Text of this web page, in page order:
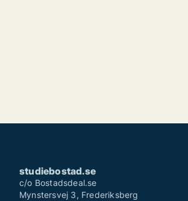
studiebostad.se
c/o Bostadsdeal.se
Mynstersvej 3, Frederiksberg